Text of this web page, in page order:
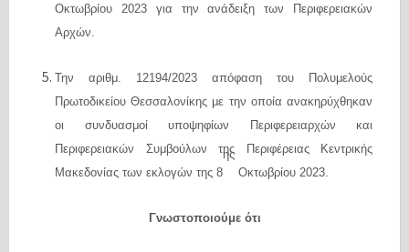
Οκτωβρίου 2023 για την ανάδειξη των Περιφερειακών
Αρχών.
Την αριθμ. 12194/2023 απόφαση του Πολυμελούς
Πρωτοδικείου Θεσσαλονίκης με την οποία ανακηρύχθηκαν
οι συνδυασμοί υποψηφίων Περιφερειαρχών και
Περιφερειακών Συμβούλων της Περιφέρειας Κεντρικής
Μακεδονίας των εκλογών της 8
ης
Οκτωβρίου 2023.
Γνωστοποιούμε ότι